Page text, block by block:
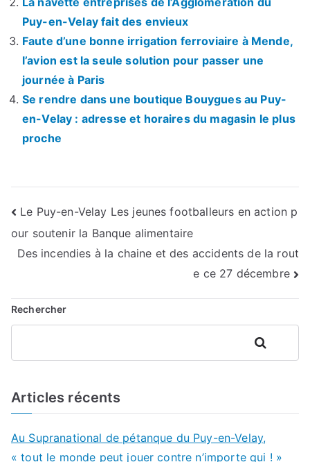
Puy-en-Velay fait des envieux
Faute d’une bonne irrigation ferroviaire à Mende,
l’avion est la seule solution pour passer une
journée à Paris
Se rendre dans une boutique Bouygues au Puy-
en-Velay : adresse et horaires du magasin le plus
proche
Navigation
de
Le Puy-en-Velay Les jeunes footballeurs en action p
our soutenir la Banque alimentaire
Des incendies à la chaine et des accidents de la rout
e ce 27 décembre
Rechercher
Rechercher
Articles récents
Au Supranational de pétanque du Puy-en-Velay,
« tout le monde peut jouer contre n’importe qui ! »